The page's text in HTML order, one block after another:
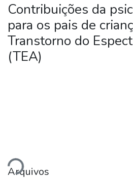
Contribuições da
para os pais de
Transtorno do
(TEA)
Arquivos